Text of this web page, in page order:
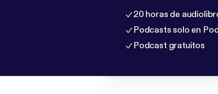
20 horas de
Podcasts solo en
Podcast gratuitos